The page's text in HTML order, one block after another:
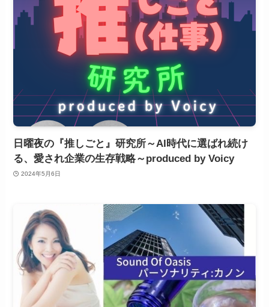
日曜夜の『推しごと』研究所～AI時代に選ばれ続け
る、愛され企業の生存戦略～produced by Voicy
2024年5月6日